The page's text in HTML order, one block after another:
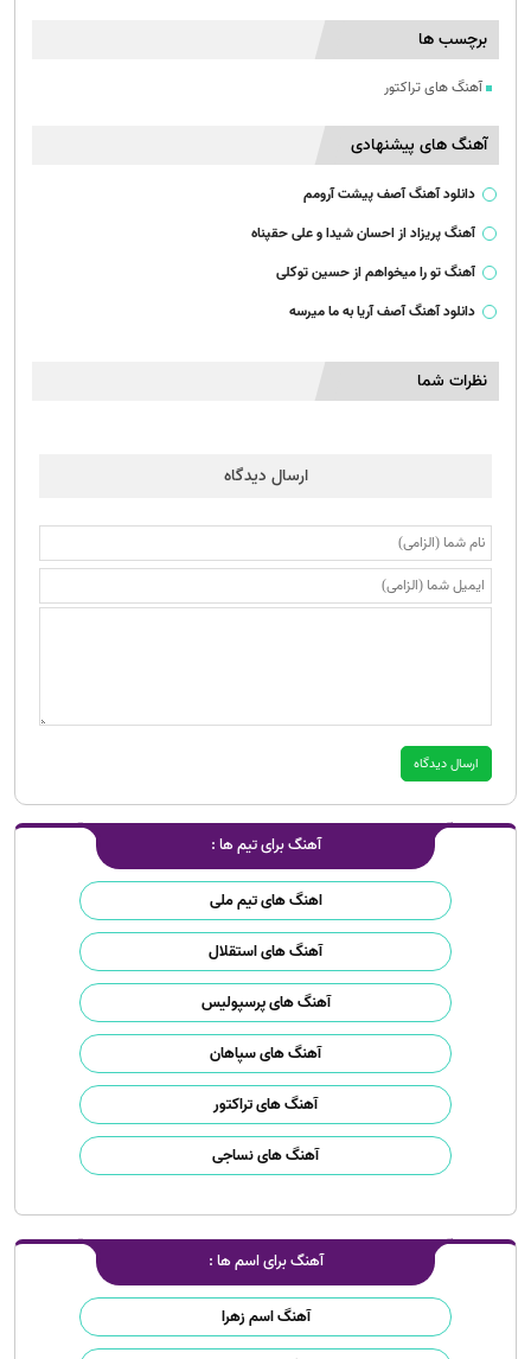
آهنگ برای تیم ها :
اهنگ های تیم ملی
آهنگ های استقلال
آهنگ های پرسپولیس
آهنگ های سپاهان
آهنگ های تراکتور
آهنگ های نساجی
آهنگ برای اسم ها :
آهنگ اسم زهرا
برچسب ها
آهنگ های تراکتور
آهنگ های پیشنهادی
دانلود آهنگ آصف پیشت آرومم
آهنگ پریزاد از احسان شیدا و علی حقپناه
آهنگ تو را میخواهم از حسین توکلی
دانلود آهنگ آصف آریا به ما میرسه
نظرات شما
ارسال دیدگاه